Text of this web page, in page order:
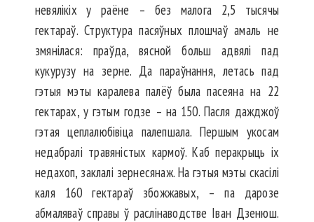
невялікіх у раёне – без малога 2,5 тысячы
гектараў. Структура пасяўных плошчаў амаль не
змянілася: праўда, вясной больш адвялі пад
кукурузу на зерне. Да параўнання, летась пад
гэтыя мэты каралева палёў была пасеяна на 22
гектарах, у гэтым годзе – на 150. Пасля дажджоў
гэтая цеплалюбівіца палепшала. Першым укосам
недабралі травяністых кармоў. Каб перакрыць іх
недахоп, заклалі зернесянаж. На гэтыя мэты скасілі
каля 160 гектараў збожжавых, – па дарозе
абмаляваў справы ў раслінаводстве Іван Дзенюш.